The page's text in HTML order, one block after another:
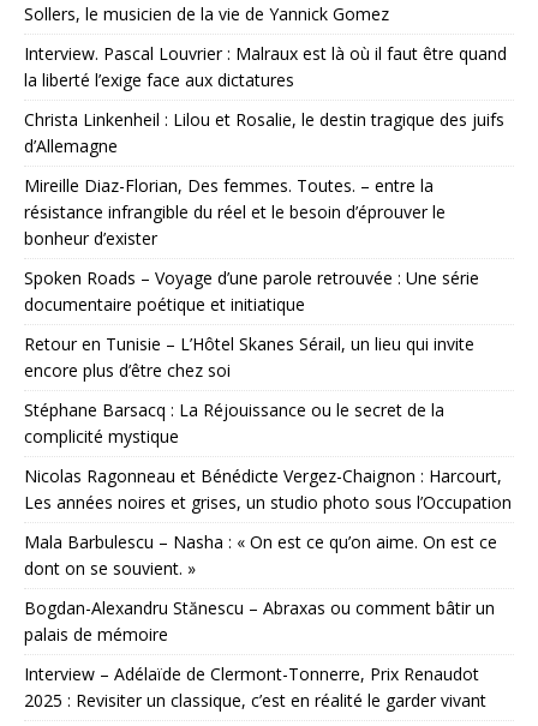
Sollers, le musicien de la vie de Yannick Gomez
Interview. Pascal Louvrier : Malraux est là où il faut être quand
la liberté l’exige face aux dictatures
Christa Linkenheil : Lilou et Rosalie, le destin tragique des juifs
d’Allemagne
Mireille Diaz-Florian, Des femmes. Toutes. – entre la
résistance infrangible du réel et le besoin d’éprouver le
bonheur d’exister
Spoken Roads – Voyage d’une parole retrouvée : Une série
documentaire poétique et initiatique
Retour en Tunisie – L’Hôtel Skanes Sérail, un lieu qui invite
encore plus d’être chez soi
Stéphane Barsacq : La Réjouissance ou le secret de la
complicité mystique
Nicolas Ragonneau et Bénédicte Vergez-Chaignon : Harcourt,
Les années noires et grises, un studio photo sous l’Occupation
Mala Barbulescu – Nasha : « On est ce qu’on aime. On est ce
dont on se souvient. »
Bogdan-Alexandru Stănescu – Abraxas ou comment bâtir un
palais de mémoire
Interview – Adélaïde de Clermont-Tonnerre, Prix Renaudot
2025 : Revisiter un classique, c’est en réalité le garder vivant